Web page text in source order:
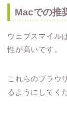
Macでの推
ウェブスマイル
性が高いです。
これらのブラウ
るようにしてく